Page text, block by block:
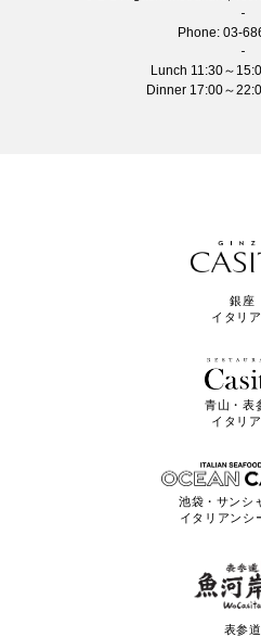
Phone: 03-
Lunch 11:30～
Dinner 17:00～
銀座
イタリ
青山・表
イタリ
池袋・サンシ
イタリアンシ
表参道